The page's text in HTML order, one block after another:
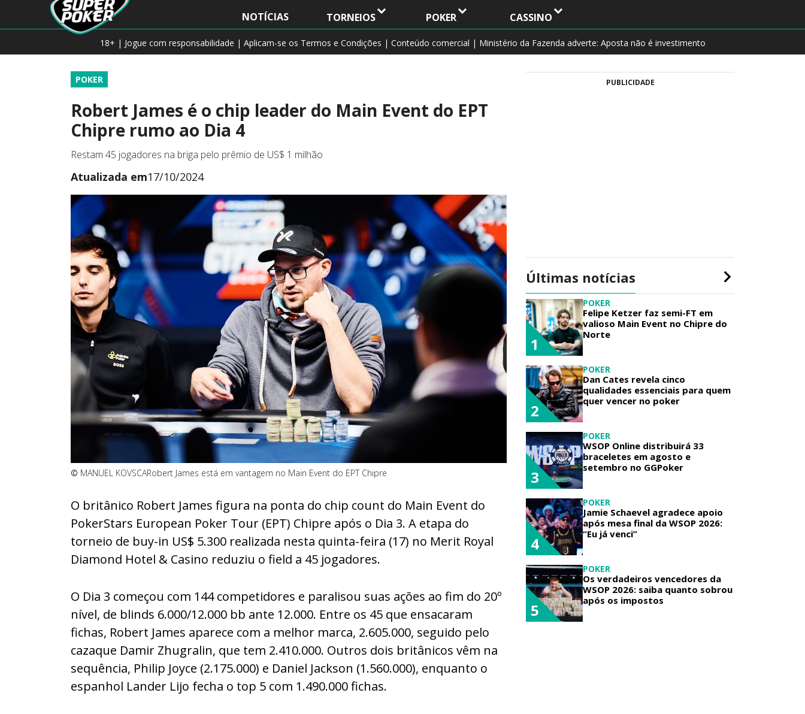
NOTÍCIAS TORNEIOS POKER CASSINO
18+ | Jogue com responsabilidade | Aplicam-se os Termos e Condições | Conteúdo comercial | Ministério da Fazenda adverte: Aposta não é investimento
POKER
Robert James é o chip leader do Main Event do EPT
Chipre rumo ao Dia 4
Restam 45 jogadores na briga pelo prêmio de US$ 1 milhão
Atualizada em17/10/2024
© MANUEL KOVSCARobert James está em vantagem no Main Event do EPT Chipre
O britânico Robert James figura na ponta do chip count do Main Event do
PokerStars European Poker Tour (EPT) Chipre após o Dia 3. A etapa do
torneio de buy-in US$ 5.300 realizada nesta quinta-feira (17) no Merit Royal
Diamond Hotel & Casino reduziu o field a 45 jogadores.
O Dia 3 começou com 144 competidores e paralisou suas ações ao fim do 20º
nível, de blinds 6.000/12.000 bb ante 12.000. Entre os 45 que ensacaram
fichas, Robert James aparece com a melhor marca, 2.605.000, seguido pelo
cazaque Damir Zhugralin, que tem 2.410.000. Outros dois britânicos vêm na
sequência, Philip Joyce (2.175.000) e Daniel Jackson (1.560.000), enquanto o
espanhol Lander Lijo fecha o top 5 com 1.490.000 fichas.
PUBLICIDADE
Últimas notícias
POKER
Felipe Ketzer faz semi-FT em
valioso Main Event no Chipre do
Norte
1
POKER
Dan Cates revela cinco
qualidades essenciais para quem
quer vencer no poker
2
POKER
WSOP Online distribuirá 33
braceletes em agosto e
setembro no GGPoker
3
POKER
Jamie Schaevel agradece apoio
após mesa final da WSOP 2026:
“Eu já venci”
4
POKER
Os verdadeiros vencedores da
WSOP 2026: saiba quanto sobrou
após os impostos
5